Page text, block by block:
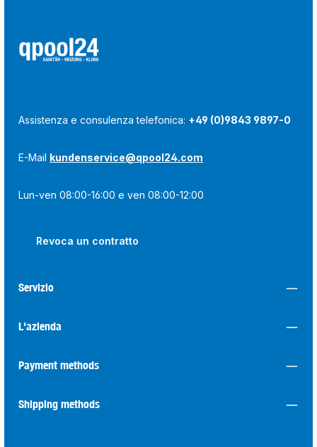
Assistenza e consulenza telefonica: +49 (0)9843 9897-0
E-Mail kundenservice@qpool24.com
Lun-ven 08:00-16:00 e ven 08:00-12:00
Revoca un contratto
Servizio
L'azienda
Payment methods
Shipping methods